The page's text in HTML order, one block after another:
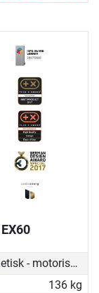
Magnetisk - motoriseret
136 kg